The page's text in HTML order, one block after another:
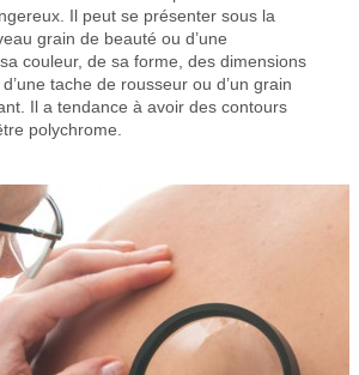
Il peut se présenter sous la
grain de beauté ou d’une
couleur, de sa forme, des dimensions
tache de rousseur ou d’un grain
Il a tendance à avoir des contours
polychrome.